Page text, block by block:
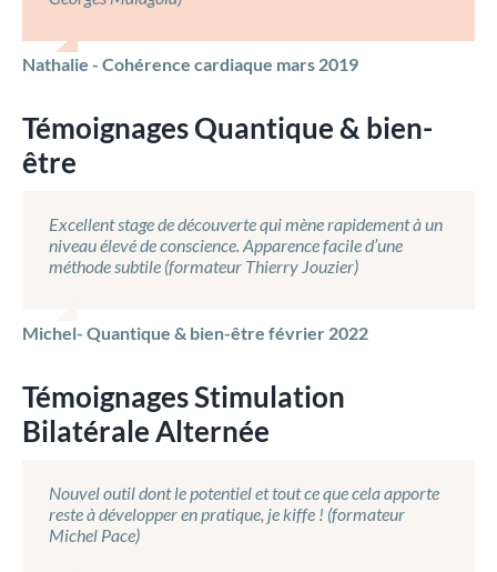
Nathalie - Cohérence cardiaque mars 2019
Témoignages Quantique & bien-
être
Excellent stage de découverte qui mène rapidement à un
niveau élevé de conscience. Apparence facile d’une
méthode subtile (formateur Thierry Jouzier)
Michel- Quantique & bien-être février 2022
Témoignages Stimulation
Bilatérale Alternée
Nouvel outil dont le potentiel et tout ce que cela apporte
reste à développer en pratique, je kiffe ! (formateur
Michel Pace)